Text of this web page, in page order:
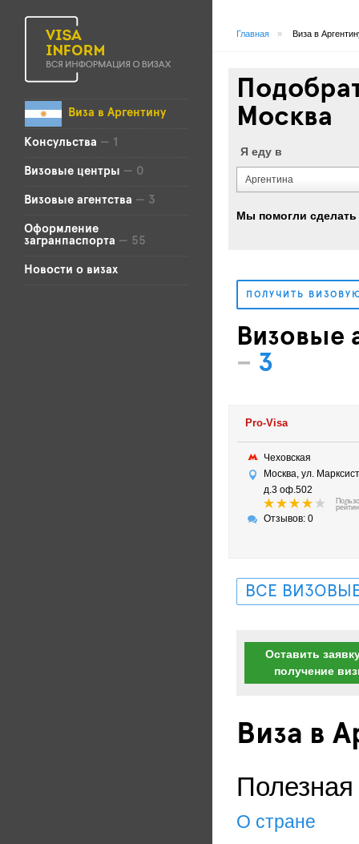
Виза в Аргентину
Консульства — 1
Визовые центры — 0
Визовые агентства — 3
Оформление
загранпаспорта — 55
Новости о визах
Главная » Виза в
Москва
Я еду в
Аргентина
Мы помогли сделать
ПОЛУЧИТЬ
Визовые
– 3
Pro-Visa
Чеховская
Москва, ул.
д.3 оф.502
Отзывов: 0
ВСЕ
Оставить
получение
Виза в
О стране